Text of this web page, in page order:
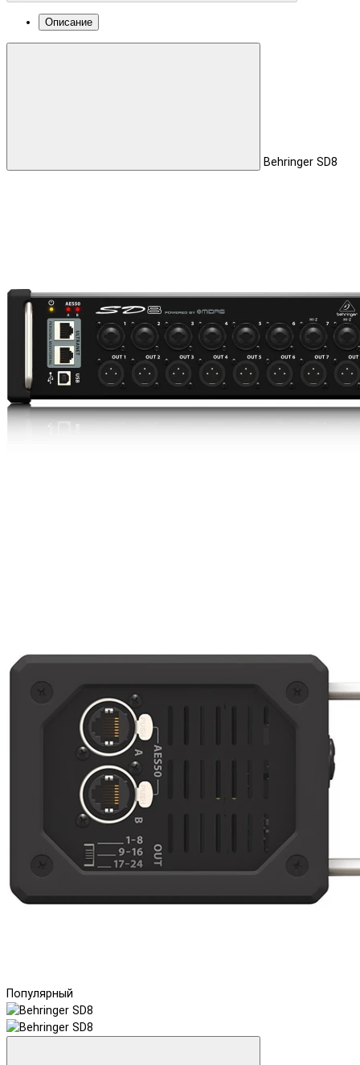
Описание
Behringer SD8
Популярный